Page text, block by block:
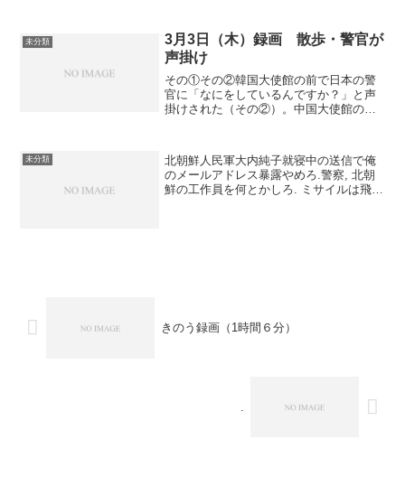
備局)に金をもらって働いている. 政府は
俺一...
未分類
3月3日（木）録画 散歩・警官が
声掛け
その①その②韓国大使館の前で日本の警
官に「なにをしているんですか？」と声
掛けされた（その②）。中国大使館の前
思われる車が路肩ではなく道の真んに停
車していて、脇を歩くこち...
未分類
北朝鮮人民軍大内純子就寝中の送信で俺
のメールアドレス暴露やめろ.警察, 北朝
鮮の工作員を何とかしろ. ミサイルは飛ば
きのう録画（1時間６分）
.